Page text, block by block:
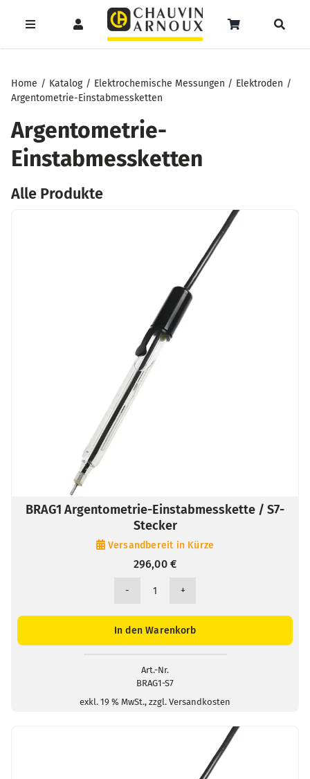
InhaltToggle
Support
Seminare
Toggle
Navigation
Toggle
Home Katalog Elektrochemische Messungen
Elektroden
Argentometrie-Einstabmessketten
Argentometrie-
Einstabmessketten
Alle Produkte
BRAG1 Argentometrie-Einstabmesskette / S7-
Stecker
Versandbereit in Kürze
296,00€
BRAG1
Einstabmesskette
Stecker
Menge
In den Warenkorb
Art.-Nr.
BRAG1-S7
exkl. 19 % MwSt., zzgl. Versandkosten